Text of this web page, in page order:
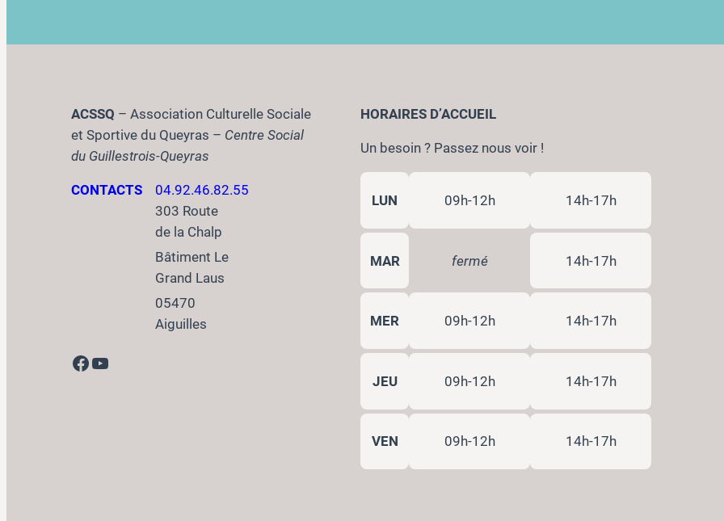
ACSSQ – Association Culturelle Sociale
et Sportive du Queyras – Centre Social
du Guillestrois-Queyras
CONTACTS
04.92.46.82.55
303 Route
de la Chalp
Bâtiment Le
Grand Laus
05470
Aiguilles
Facebook YouTube
HORAIRES D’ACCUEIL
Un besoin ? Passez nous voir !
LUN 09h-12h 14h-17h
MAR fermé 14h-17h
MER 09h-12h 14h-17h
JEU 09h-12h 14h-17h
VEN 09h-12h 14h-17h